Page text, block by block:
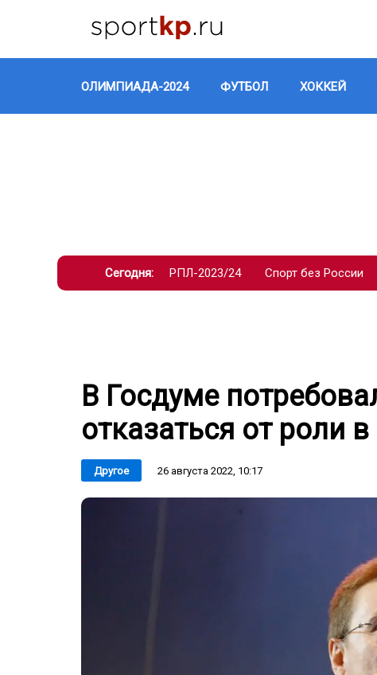
ОЛИМПИАДА-2024 ФУТБОЛ ХОККЕЙ
Сегодня: РПЛ-2023/24 Спорт без России
В Госдуме
отказаться от роли
Другое 26 августа 2022, 10:17